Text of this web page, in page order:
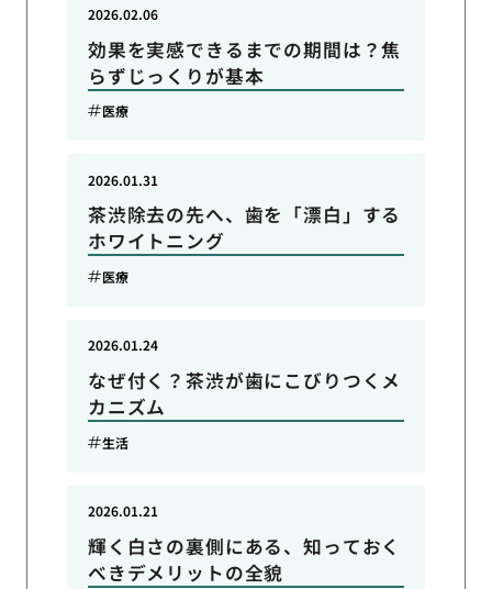
効果を実感できるまでの期間は？焦
らずじっくりが基本
2026.02.06
医療
茶渋除去の先へ、歯を「漂白」する
ホワイトニング
2026.01.31
医療
なぜ付く？茶渋が歯にこびりつくメ
カニズム
2026.01.24
生活
輝く白さの裏側にある、知っておく
べきデメリットの全貌
2026.01.21